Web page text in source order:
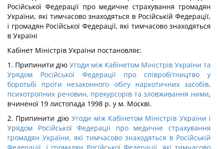
Російської Федерації про медичне страхування громадян
України, які тимчасово знаходяться в Російській Федерації,
і громадян Російської Федерації, які тимчасово знаходяться
в Україні
Кабінет Міністрів України постановляє:
1. Припинити дію Угоди між Кабінетом Міністрів України та
Урядом Російської Федерації про співробітництво у
боротьбі проти незаконного обігу наркотичних засобів,
психотропних речовин, прекурсорів та зловживання ними,
вчиненої 19 листопада 1998 р. у м. Москві.
2. Припинити діюУгоди між Кабінетом Міністрів України і
Урядом Російської Федерації про медичне страхування
громадян України, які тимчасово знаходяться в Російській